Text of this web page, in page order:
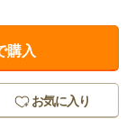
購入
お気に入り